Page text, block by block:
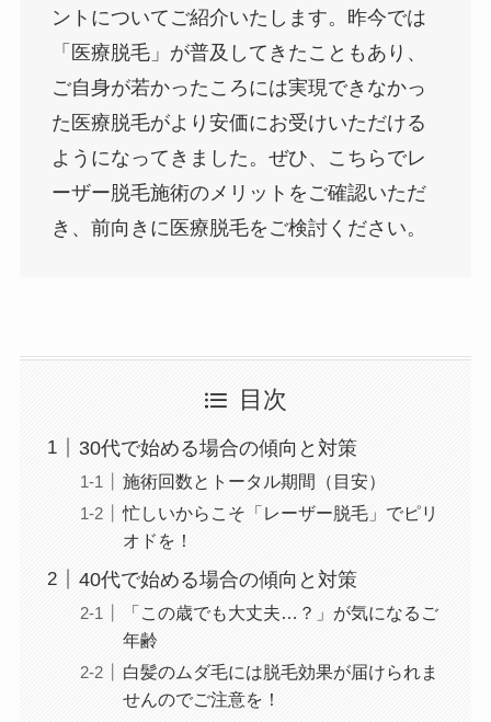
ントについてご紹介いたします。昨今では
「医療脱毛」が普及してきたこともあり、
ご自身が若かったころには実現できなかっ
た医療脱毛がより安価にお受けいただける
ようになってきました。ぜひ、こちらでレ
ーザー脱毛施術のメリットをご確認いただ
き、前向きに医療脱毛をご検討ください。
目次
30代で始める場合の傾向と対策
施術回数とトータル期間（目安）
忙しいからこそ「レーザー脱毛」でピリ
オドを！
40代で始める場合の傾向と対策
「この歳でも大丈夫…？」が気になるご
年齢
白髪のムダ毛には脱毛効果が届けられま
せんのでご注意を！